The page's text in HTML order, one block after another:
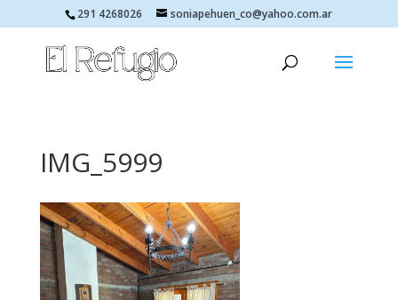
291 4268026 soniapehuen_co@yahoo.com.ar
IMG_5999